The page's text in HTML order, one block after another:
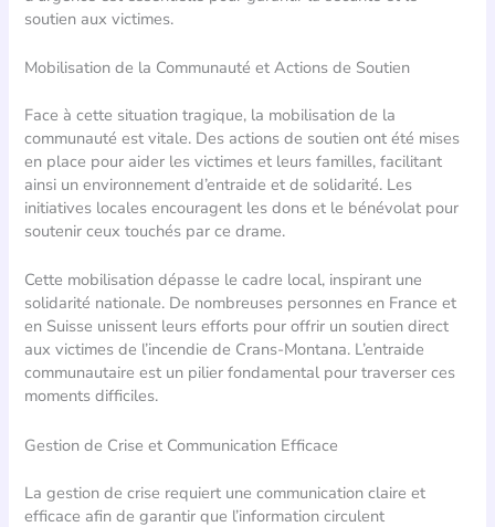
soutien aux victimes.
Mobilisation de la Communauté et Actions de Soutien
Face à cette situation tragique, la mobilisation de la
communauté est vitale. Des actions de soutien ont été mises
en place pour aider les victimes et leurs familles, facilitant
ainsi un environnement d’entraide et de solidarité. Les
initiatives locales encouragent les dons et le bénévolat pour
soutenir ceux touchés par ce drame.
Cette mobilisation dépasse le cadre local, inspirant une
solidarité nationale. De nombreuses personnes en France et
en Suisse unissent leurs efforts pour offrir un soutien direct
aux victimes de l’incendie de Crans-Montana. L’entraide
communautaire est un pilier fondamental pour traverser ces
moments difficiles.
Gestion de Crise et Communication Efficace
La gestion de crise requiert une communication claire et
efficace afin de garantir que l’information circulent